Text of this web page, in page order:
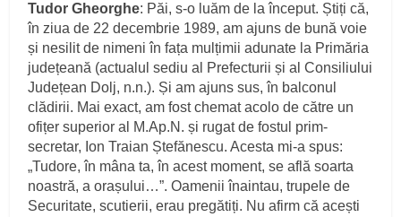
Tudor Gheorghe: Păi, s-o luăm de la început. Știți că,
în ziua de 22 decembrie 1989, am ajuns de bună voie
și nesilit de nimeni în fața mulțimii adunate la Primăria
județeană (actualul sediu al Prefecturii și al Consiliului
Județean Dolj, n.n.). Și am ajuns sus, în balconul
clădirii. Mai exact, am fost chemat acolo de către un
ofițer superior al M.Ap.N. și rugat de fostul prim-
secretar, Ion Traian Ștefănescu. Acesta mi-a spus:
„Tudore, în mâna ta, în acest moment, se află soarta
noastră, a orașului…”. Oamenii înaintau, trupele de
Securitate, scutierii, erau pregătiți. Nu afirm că acești